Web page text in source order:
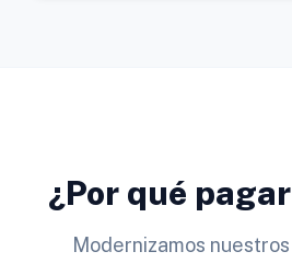
¿Por qué
Modernizamos